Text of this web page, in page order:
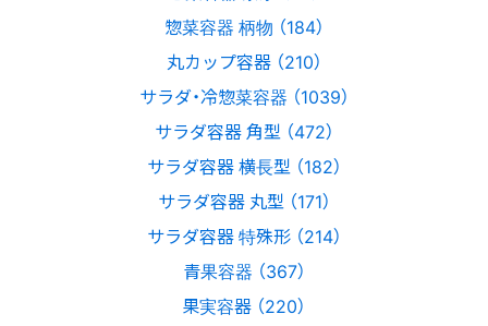
惣菜容器 柄物 （184）
丸カップ容器 （210）
サラダ・冷惣菜容器 （1039）
サラダ容器 角型 （472）
サラダ容器 横長型 （182）
サラダ容器 丸型 （171）
サラダ容器 特殊形 （214）
青果容器 （367）
果実容器 （220）